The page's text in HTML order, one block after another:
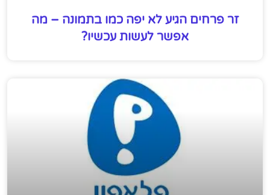
זר פרחים הגיע לא יפה כמו בתמונה – מה
אפשר לעשות עכשיו?